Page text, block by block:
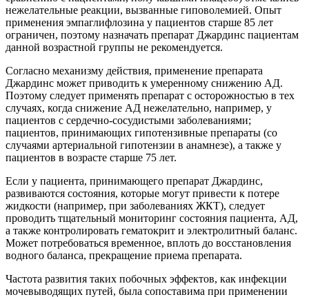
нежелательные реакции, вызванные гиповолемией. Опыт
применения эмпаглифлозина у пациентов старше 85 лет
ограничен, поэтому назначать препарат Джардинс пациентам
данной возрастной группы не рекомендуется.
Согласно механизму действия, применение препарата
Джардинс может приводить к умеренному снижению АД.
Поэтому следует применять препарат с осторожностью в тех
случаях, когда снижение АД нежелательно, например, у
пациентов с сердечно-сосудистыми заболеваниями;
пациентов, принимающих гипотензивные препараты (со
случаями артериальной гипотензии в анамнезе), а также у
пациентов в возрасте старше 75 лет.
Если у пациента, принимающего препарат Джардинс,
развиваются состояния, которые могут привести к потере
жидкости (например, при заболеваниях ЖКТ), следует
проводить тщательный мониторинг состояния пациента, АД,
а также контролировать гематокрит и электролитный баланс.
Может потребоваться временное, вплоть до восстановления
водного баланса, прекращение приема препарата.
Частота развития таких побочных эффектов, как инфекции
мочевыводящих путей, была сопоставима при применении